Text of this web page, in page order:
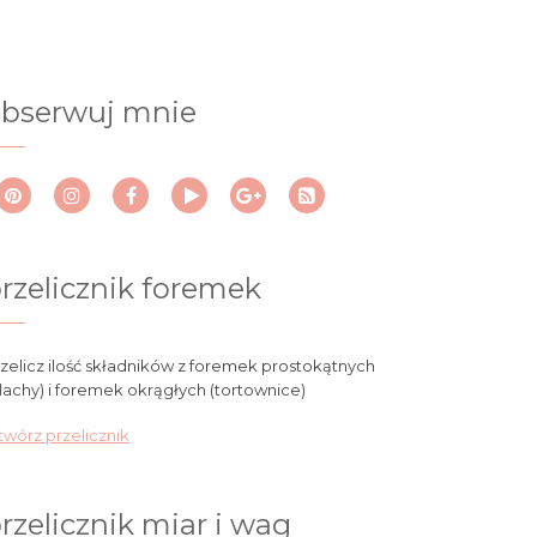
mnie
foremek
ilość składników z foremek prostokątnych
i foremek okrągłych (tortownice)
przelicznik
miar i wag